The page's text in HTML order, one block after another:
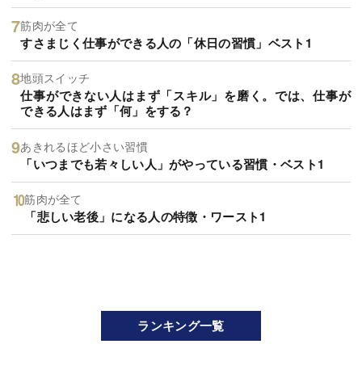
筋肉が全て
すさまじく仕事ができる人の「休日の習慣」ベスト1
地頭スイッチ
仕事ができない人はまず「スキル」を磨く。では、仕事が
できる人はまず「何」をする？
あきれるほど小さい習慣
「いつまでも若々しい人」がやっている習慣・ベスト1
筋肉が全て
「悲しい老後」になる人の特徴・ワースト1
ランキング一覧